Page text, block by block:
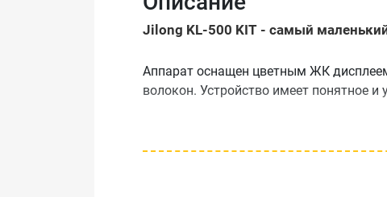
Jilong KL-500 KIT - самый
Аппарат оснащен цветным ЖК
волокон. Устройство имеет понятное и